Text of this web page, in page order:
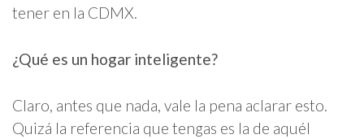
tener en la CDMX.
¿Qué es un hogar inteligente?
Claro, antes que nada, vale la pena aclarar esto.
Quizá la referencia que tengas es la de aquél